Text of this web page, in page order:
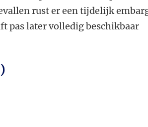
rust er een tijdelijk
pas later volledig beschikbaar